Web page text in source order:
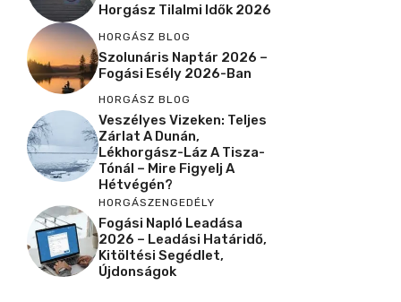
Horgász Tilalmi Idők 2026
HORGÁSZ BLOG
Szolunáris Naptár 2026 –
Fogási Esély 2026-Ban
HORGÁSZ BLOG
Veszélyes Vizeken: Teljes
Zárlat A Dunán,
Lékhorgász-Láz A Tisza-
Tónál – Mire Figyelj A
Hétvégén?
HORGÁSZENGEDÉLY
Fogási Napló Leadása
2026 – Leadási Határidő,
Kitöltési Segédlet,
Újdonságok